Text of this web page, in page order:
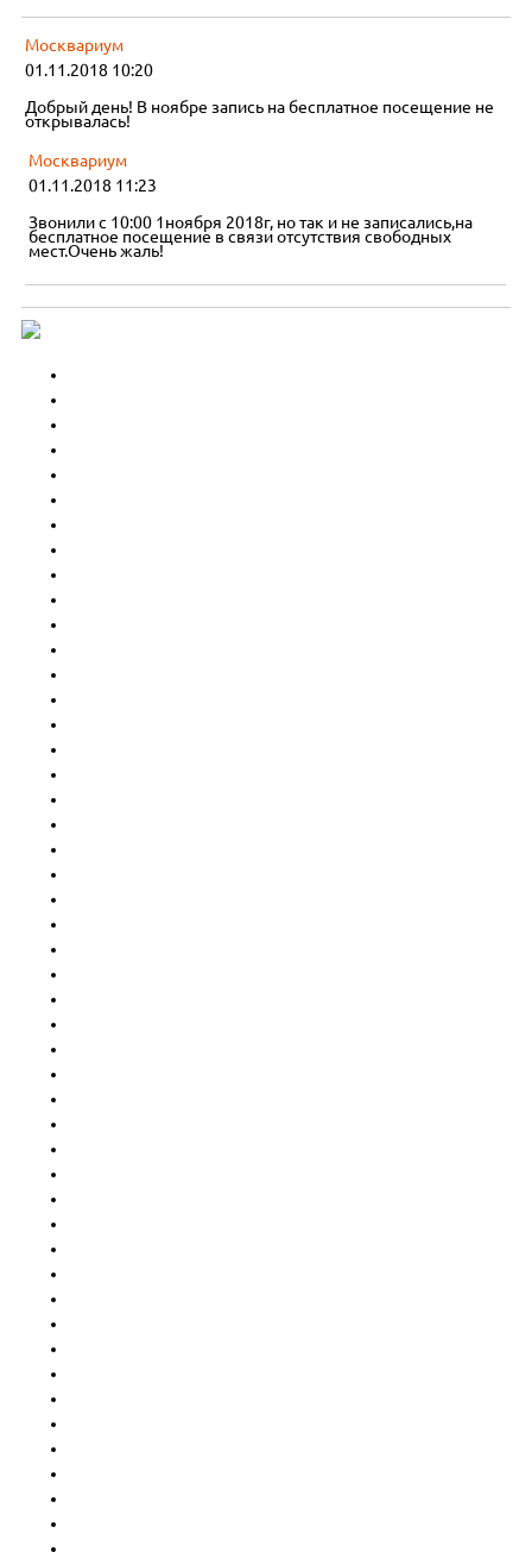
Москвариум
01.11.2018 10:20
Добрый день! В ноябре запись на бесплатное посещение не
открывалась!
Москвариум
01.11.2018 11:23
Звонили с 10:00 1ноября 2018г, но так и не записались,на
бесплатное посещение в связи отсутствия свободных
мест.Очень жаль!